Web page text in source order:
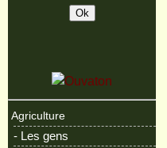
Agriculture
- Les gens